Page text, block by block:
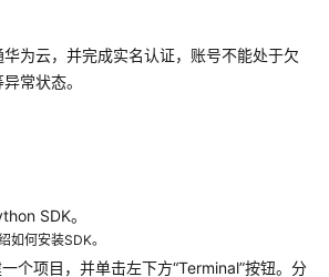
为云，并完成实名认证，账号不能处于欠
常状态。
SDK。
如何安装SDK。
个项目，并单击左下方“Terminal”按钮。分